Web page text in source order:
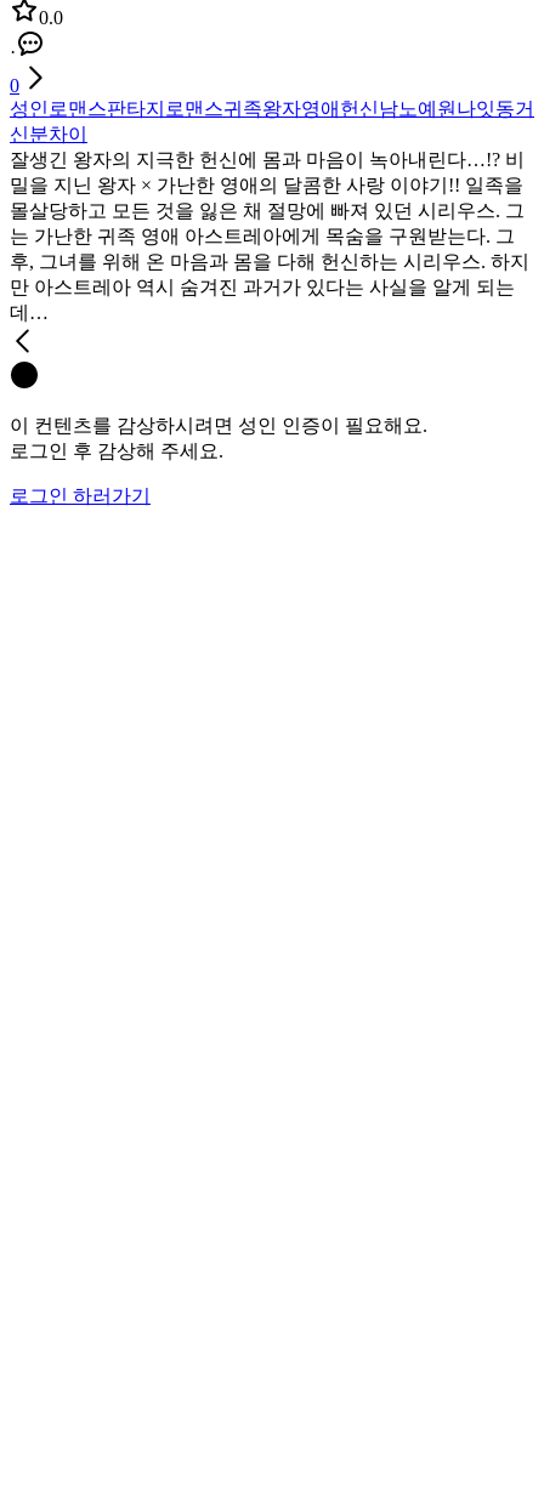
0.0
·
0
성인 로맨스판타지 로맨스귀족왕자영애 헌신남노예 원나잇동거
신분차이
잘생긴 왕자의 지극한 헌신에 몸과 마음이 녹아내린다…!? 비
밀을 지닌 왕자 × 가난한 영애의 달콤한 사랑 이야기!! 일족을
몰살당하고 모든 것을 잃은 채 절망에 빠져 있던 시리우스. 그
는 가난한 귀족 영애 아스트레아에게 목숨을 구원받는다. 그
후, 그녀를 위해 온 마음과 몸을 다해 헌신하는 시리우스. 하지
만 아스트레아 역시 숨겨진 과거가 있다는 사실을 알게 되는
데…
이 컨텐츠를 감상하시려면 성인 인증이 필요해요.
로그인 후 감상해 주세요.
로그인 하러가기